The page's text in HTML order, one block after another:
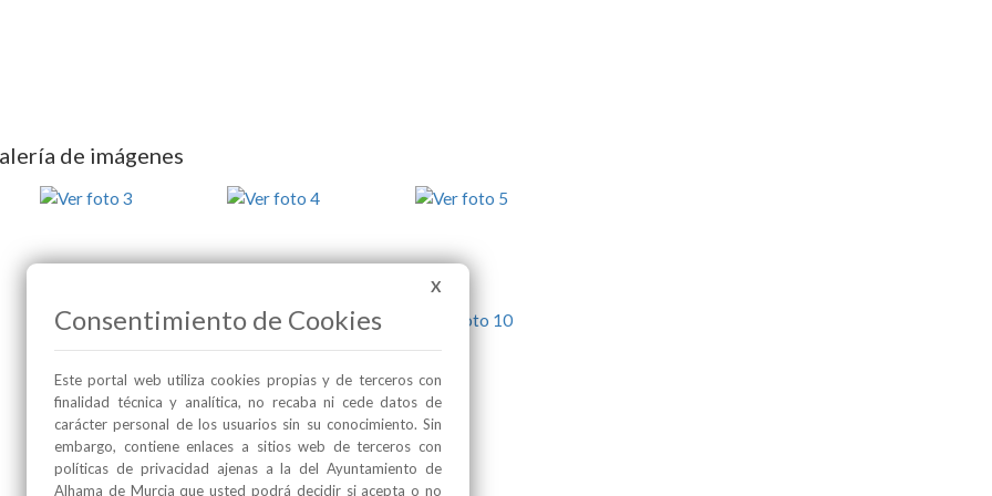
de imágenes
X
Consentimiento de Cookies
Este portal web utiliza cookies propias y de terceros con
finalidad técnica y analítica, no recaba ni cede datos de
carácter personal de los usuarios sin su conocimiento. Sin
embargo, contiene enlaces a sitios web de terceros con
políticas de privacidad ajenas a la del Ayuntamiento de
Alhama de Murcia que usted podrá decidir si acepta o no